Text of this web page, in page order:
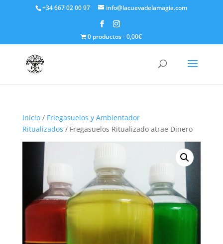
+34 667 02 00 97 info@lacuevadelamagia.com
0 productos 0,00€
Inicio/ Friegasuelos y Ambientador
Ritualizados / Fregasuelos Ritualizado atrae Dinero